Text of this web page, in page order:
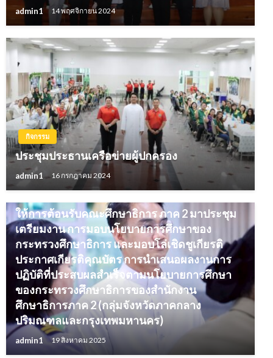
admin1 14 พฤศจิกายน 2024
กิจกรรม
ประชุมประธานเครือข่ายผู้ปกครอง
admin1 16 กรกฎาคม 2024
ให้การต้อนรับคณะศึกษาธิการ ภาค 2 มาประชุม
เตรียมงาน การมอบนโยบายการศึกษาของ
กระทรวงศึกษาธิการ และมอบโล่เชิดชูเกียรติ
ประกาศเกียรติคุณบัตร การนำเสนอผลงานการ
ปฏิบัติที่ประสบผลสำเร็จตามนโยบายการศึกษา
ของกระทรวงศึกษาธิการของสำนักงาน
ศึกษาธิการภาค 2 (กลุ่มจังหวัดภาคกลาง
ปริมณฑลและกรุงเทพมหานคร)
admin1 19 สิงหาคม 2025